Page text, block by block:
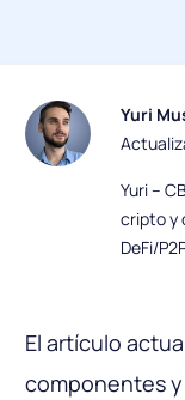
Yuri
Yuri –
cripto y
DeFi/
El artículo
componentes